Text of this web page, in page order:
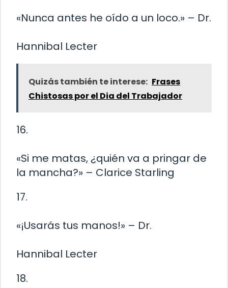
«Nunca antes he oído a un loco.» – Dr.
Hannibal Lecter
Quizás también te interese: Frases
Chistosas por el Dia del Trabajador
16.
«Si me matas, ¿quién va a pringar de
la mancha?» – Clarice Starling
17.
«¡Usarás tus manos!» – Dr.
Hannibal Lecter
18.